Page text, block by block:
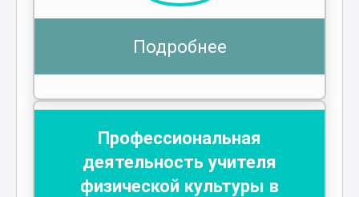
Подробнее
Профессиональная
деятельность учителя
физической культуры в